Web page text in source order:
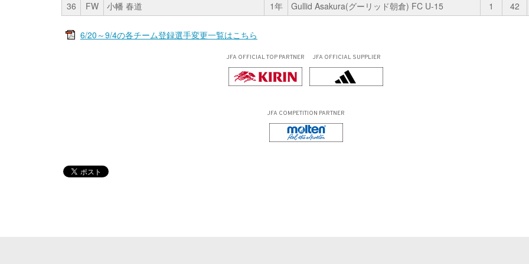
36 FW 小幡 春道 1年 Gullid Asakura(グーリッド朝倉) FC U-15 1 42
6/20～9/4の各チーム登録選手変更一覧はこちら
JFA OFFICIALTOP PARTNER JFA OFFICIAL SUPPLIER
JFA COMPETITION PARTNER